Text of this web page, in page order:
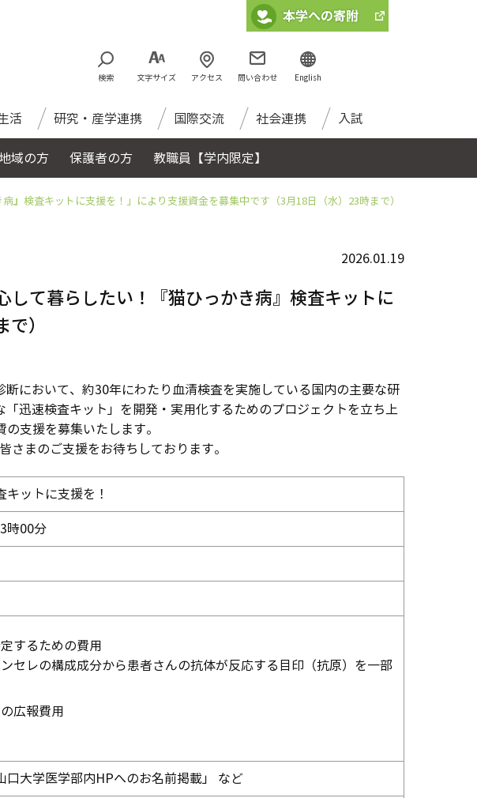
活 研究・産学連携 国際交流 社会連携 入試
検索 文字サイズ アクセス 問い合わせ English
地域の方 保護者の方 教職員【学内限定】
検査キットに支援を！」により支援資金を募集中です（3月18日（水）23時まで）
2026.01.19
て暮らしたい！『猫ひっかき病』検査キットに
）
において、約30年にわたり血清検査を実施している国内の主要な研
迅速検査キット」を開発・実用化するためのプロジェクトを立ち上
支援を募集いたします。
まのご支援をお待ちしております。
ットに支援を！
時00分
するための費用
セレの構成成分から患者さんの抗体が反応する目印（抗原）を一部
広報費用
口大学医学部内HPへのお名前掲載」 など